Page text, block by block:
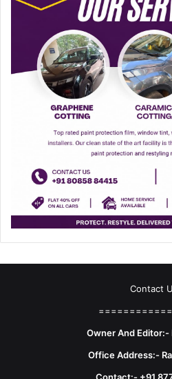
Contact
Owner And Editor:-
Office Address:-